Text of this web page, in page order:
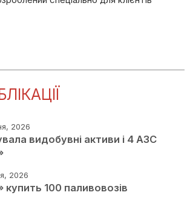
2026
видобувні активи і 4 АЗС
2026
купить 100 паливовозів